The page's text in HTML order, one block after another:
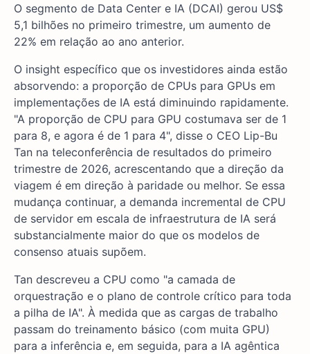
O segmento de Data Center e IA (DCAI) gerou US$
5,1 bilhões no primeiro trimestre, um aumento de
22% em relação ao ano anterior.
O insight específico que os investidores ainda estão
absorvendo: a proporção de CPUs para GPUs em
implementações de IA está diminuindo rapidamente.
"A proporção de CPU para GPU costumava ser de 1
para 8, e agora é de 1 para 4", disse o CEO Lip-Bu
Tan na teleconferência de resultados do primeiro
trimestre de 2026, acrescentando que a direção da
viagem é em direção à paridade ou melhor. Se essa
mudança continuar, a demanda incremental de CPU
de servidor em escala de infraestrutura de IA será
substancialmente maior do que os modelos de
consenso atuais supõem.
Tan descreveu a CPU como "a camada de
orquestração e o plano de controle crítico para toda
a pilha de IA". À medida que as cargas de trabalho
passam do treinamento básico (com muita GPU)
para a inferência e, em seguida, para a IA agêntica